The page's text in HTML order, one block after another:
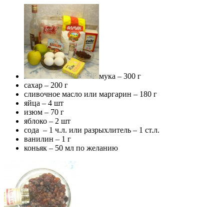
мука – 300 г
сахар – 200 г
сливочное масло или маргарин – 180 г
яйца – 4 шт
изюм – 70 г
яблоко – 2 шт
сода – 1 ч.л. или разрыхлитель – 1 ст.л.
ванилин – 1 г
коньяк – 50 мл по желанию